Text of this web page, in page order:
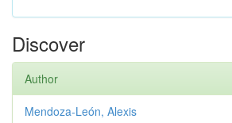
Discover
Author
Mendoza-León, Alexis